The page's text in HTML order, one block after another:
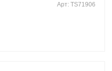
Арт: TS71906